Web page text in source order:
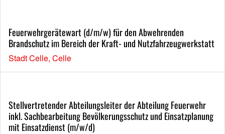
Feuerwehrgerätewart (d/m/w) für den Abwehrenden
Brandschutz im Bereich der Kraft- und Nutzfahrzeugwerkstatt
Stadt Celle, Celle
Stellvertretender Abteilungsleiter der Abteilung Feuerwehr
inkl. Sachbearbeitung Bevölkerungsschutz und Einsatzplanung
mit Einsatzdienst (m/w/d)